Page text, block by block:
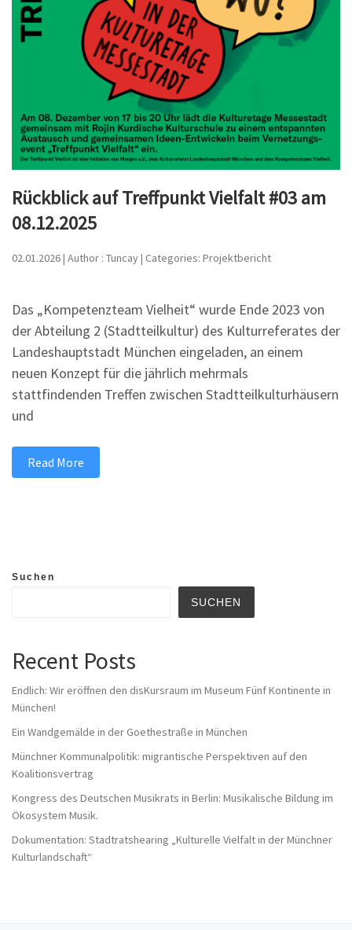
Rückblick auf Treffpunkt Vielfalt #03 am
08.12.2025
02.01.2026 | Author : Tuncay | Categories: Projektbericht
Das „Kompetenzteam Vielheit“ wurde Ende 2023 von
der Abteilung 2 (Stadtteilkultur) des Kulturreferates der
Landeshauptstadt München eingeladen, an einem
neuen Konzept für die jährlich mehrmals
stattfindenden Treffen zwischen Stadtteilkulturhäusern
und
Read More
Suchen
SUCHEN
Recent Posts
Endlich: Wir eröffnen den disKursraum im Museum Fünf Kontinente in
München!
Ein Wandgemälde in der Goethestraße in München
Münchner Kommunalpolitik: migrantische Perspektiven auf den
Koalitionsvertrag
Kongress des Deutschen Musikrats in Berlin: Musikalische Bildung im
Ökosystem Musik.
Dokumentation: Stadtratshearing „Kulturelle Vielfalt in der Münchner
Kulturlandschaft“